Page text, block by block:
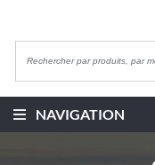
NAVIGATION